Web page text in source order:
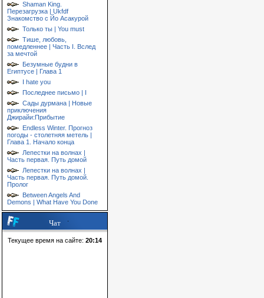
Shaman King.
Перезагрузка | Ukfdf
Знакомство с Йо Асакурой
Только ты | You must
Тише, любовь,
помедленнее | Часть I. Вслед
за мечтой
Безумные будни в
Египтусе | Глава 1
I hate you
Последнее письмо | I
Сады дурмана | Новые
приключения
Джирайи:Прибытие
Endless Winter. Прогноз
погоды - столетняя метель |
Глава 1. Начало конца
Лепестки на волнах |
Часть первая. Путь домой
Лепестки на волнах |
Часть первая. Путь домой.
Пролог
Between Angels And
Demons | What Have You Done
Чат
Текущее время на сайте: 20:14